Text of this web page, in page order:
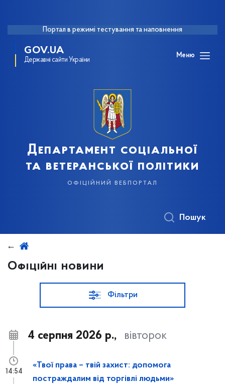
Портал в режимі тестування та наповнення
GOV.UA
Державні сайти України
Меню
Департамент соціальної
та ветеранської політики
офіційний вебпортал
Пошук
Офіційні новини
Фільтри
4 серпня 2026 р., вівторок
«Твої права – твій захист: допомога
постраждалим від торгівлі людьми»
14:54